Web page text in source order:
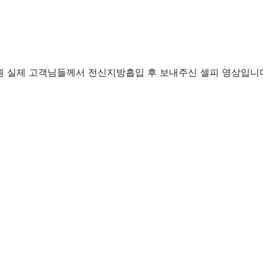
실제 고객님들께서 전신지방흡입 후 보내주신 셀피 영상입니